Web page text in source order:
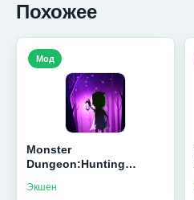
Похожее
Monster
Dungeon:Hunting
боты)
Экшен
Мод